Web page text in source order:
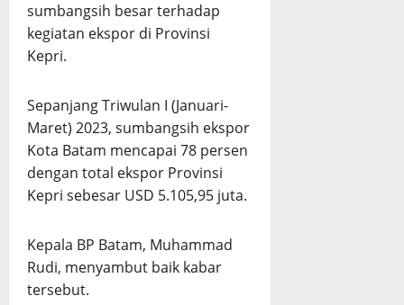
sumbangsih besar terhadap
kegiatan ekspor di Provinsi
Kepri.
Sepanjang Triwulan I (Januari-
Maret) 2023, sumbangsih ekspor
Kota Batam mencapai 78 persen
dengan total ekspor Provinsi
Kepri sebesar USD 5.105,95 juta.
Kepala BP Batam, Muhammad
Rudi, menyambut baik kabar
tersebut.